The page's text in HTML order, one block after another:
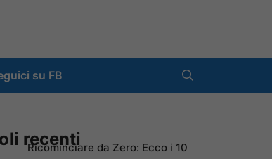
su FB
recenti
Ricominciare da Zero: Ecco i 10